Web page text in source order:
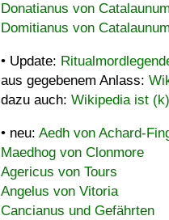
Donatianus von Catalaunum
Domitianus von Catalaunum
• Update:
aus gegebenem Anlass:
dazu auch: Wikipedia ist
• neu: Aedh von Achard-
Maedhog von Clonmore
Agericus von Tours
Angelus von Vitoria
Cancianus und Gefährten